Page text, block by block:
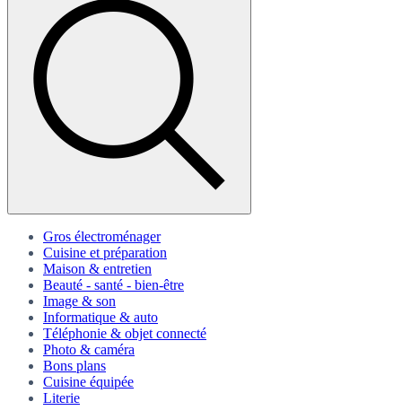
Gros électroménager
Cuisine et préparation
Maison & entretien
Beauté - santé - bien-être
Image & son
Informatique & auto
Téléphonie & objet connecté
Photo & caméra
Bons plans
Cuisine équipée
Literie